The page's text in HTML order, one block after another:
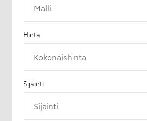
Malli
Hinta
Kokonaishinta
Sijainti
Sijainti